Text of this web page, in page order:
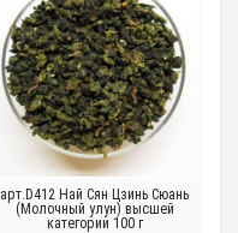
арт.D412 Най Сян Цзинь Сюань
(Молочный улун) высшей
категории 100 г